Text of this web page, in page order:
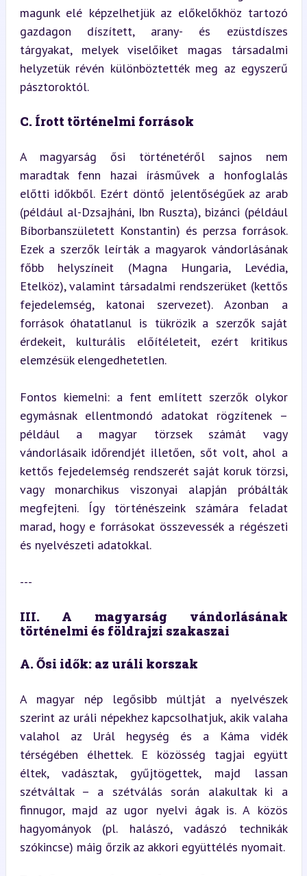
magunk elé képzelhetjük az előkelőkhöz tartozó
gazdagon díszített, arany- és ezüstdíszes
tárgyakat, melyek viselőiket magas társadalmi
helyzetük révén különböztették meg az egyszerű
pásztoroktól.
C. Írott történelmi források
A magyarság ősi történetéről sajnos nem
maradtak fenn hazai írásművek a honfoglalás
előtti időkből. Ezért döntő jelentőségűek az arab
(például al-Dzsajháni, Ibn Ruszta), bizánci (például
Bíborbanszületett Konstantin) és perzsa források.
Ezek a szerzők leírták a magyarok vándorlásának
főbb helyszíneit (Magna Hungaria, Levédia,
Etelköz), valamint társadalmi rendszerüket (kettős
fejedelemség, katonai szervezet). Azonban a
források óhatatlanul is tükrözik a szerzők saját
érdekeit, kulturális előítéleteit, ezért kritikus
elemzésük elengedhetetlen.
Fontos kiemelni: a fent említett szerzők olykor
egymásnak ellentmondó adatokat rögzítenek –
például a magyar törzsek számát vagy
vándorlásaik időrendjét illetően, sőt volt, ahol a
kettős fejedelemség rendszerét saját koruk törzsi,
vagy monarchikus viszonyai alapján próbálták
megfejteni. Így történészeink számára feladat
marad, hogy e forrásokat összevessék a régészeti
és nyelvészeti adatokkal.
---
III. A magyarság vándorlásának
történelmi és földrajzi szakaszai
A. Ősi idők: az uráli korszak
A magyar nép legősibb múltját a nyelvészek
szerint az uráli népekhez kapcsolhatjuk, akik valaha
valahol az Urál hegység és a Káma vidék
térségében élhettek. E közösség tagjai együtt
éltek, vadásztak, gyűjtögettek, majd lassan
szétváltak – a szétválás során alakultak ki a
finnugor, majd az ugor nyelvi ágak is. A közös
hagyományok (pl. halászó, vadászó technikák
szókincse) máig őrzik az akkori együttélés nyomait.